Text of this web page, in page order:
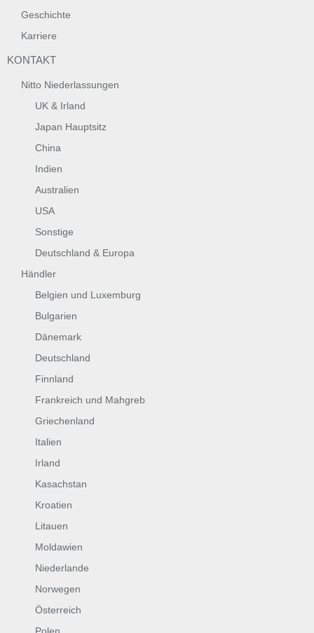
Geschichte
Karriere
KONTAKT
Nitto Niederlassungen
UK & Irland
Japan Hauptsitz
China
Indien
Australien
USA
Sonstige
Deutschland & Europa
Händler
Belgien und Luxemburg
Bulgarien
Dänemark
Deutschland
Finnland
Frankreich und Mahgreb
Griechenland
Italien
Irland
Kasachstan
Kroatien
Litauen
Moldawien
Niederlande
Norwegen
Österreich